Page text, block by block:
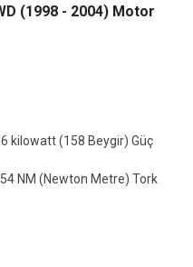
(1998 - 2004) Motor
kilowatt (158 Beygir) Güç
NM (Newton Metre) Tork